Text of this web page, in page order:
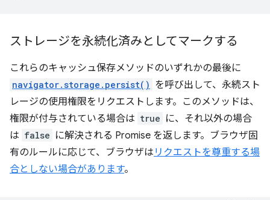
ストレージを永続化済みとしてマークする
これらのキャッシュ保存メソッドのいずれかの最後に
navigator.storage.persist() を呼び出して、永続スト
レージの使用権限をリクエストします。このメソッドは、
権限が付与されている場合は true に、それ以外の場合
は false に解決される Promise を返します。ブラウザ固
有のルールに応じて、ブラウザは リクエストを尊重する場
合としない場合があります。